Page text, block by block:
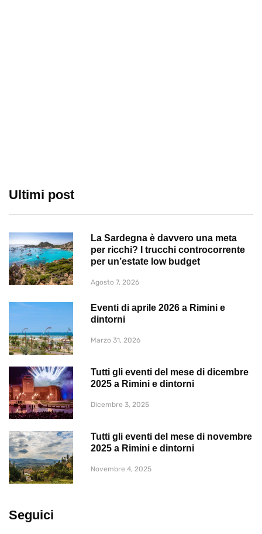
Ultimi post
La Sardegna è davvero una meta
per ricchi? I trucchi controcorrente
per un’estate low budget
Agosto 7, 2026
Eventi di aprile 2026 a Rimini e
dintorni
Marzo 31, 2026
Tutti gli eventi del mese di dicembre
2025 a Rimini e dintorni
Dicembre 3, 2025
Tutti gli eventi del mese di novembre
2025 a Rimini e dintorni
Novembre 4, 2025
Seguici